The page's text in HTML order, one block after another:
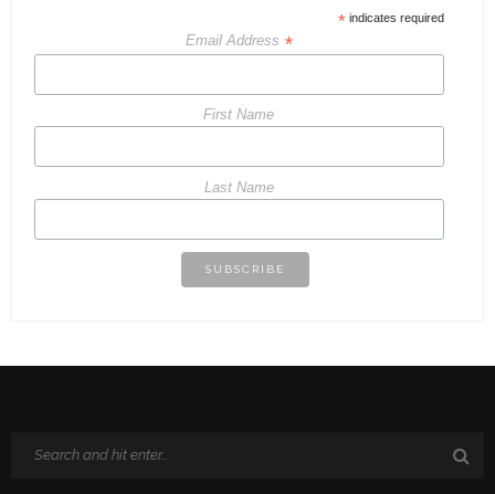
*indicates required
Email Address *
First Name
Last Name